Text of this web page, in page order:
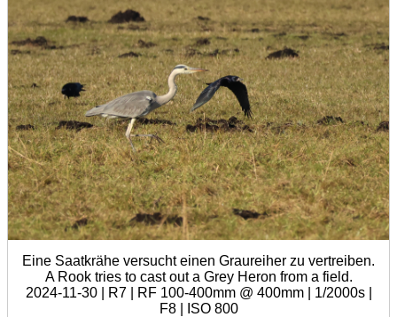
Eine Saatkrähe versucht einen Graureiher zu vertreiben.
A Rook tries to cast out a Grey Heron from a field.
2024-11-30 | R7 | RF 100-400mm @ 400mm | 1/2000s |
F8 | ISO 800